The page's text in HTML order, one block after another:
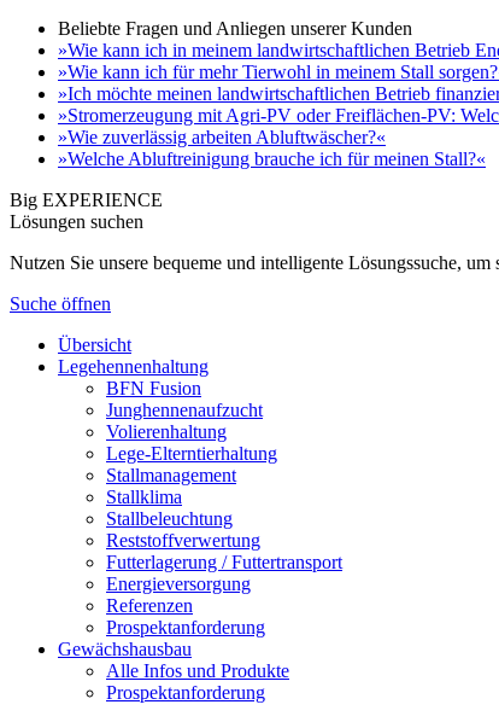
Beliebte Fragen und Anliegen unserer Kunden
»Wie kann ich in meinem landwirtschaftlichen Betrieb
»Wie kann ich für mehr Tierwohl in meinem Stall
»Ich möchte meinen landwirtschaftlichen Betrieb
»Stromerzeugung mit Agri-PV oder Freiflächen-PV:
»Wie zuverlässig arbeiten Abluftwäscher?«
»Welche Abluftreinigung brauche ich für meinen Stall?«
Big EXPERIENCE
Lösungen suchen
Nutzen Sie unsere bequeme und intelligente Lösungssuche,
Suche öffnen
Übersicht
Legehennenhaltung
BFN Fusion
Junghennenaufzucht
Volierenhaltung
Lege-Elterntierhaltung
Stallmanagement
Stallklima
Stallbeleuchtung
Reststoffverwertung
Futterlagerung / Futtertransport
Energieversorgung
Referenzen
Prospektanforderung
Gewächshausbau
Alle Infos und Produkte
Prospektanforderung